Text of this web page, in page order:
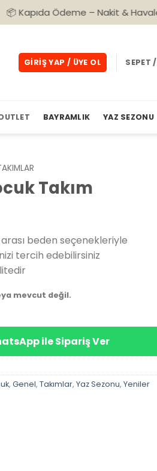
Ödeme – Nakit & Havale/EFT
GIRIŞ YAP / ÜYE OL SEPET /
BAYRAMLIK YAZ SEZONU
Takım
beden seçenekleriyle
tercih edebilirsiniz
mevcut değil.
ile Sipariş Ver
, Genel, Takımlar, Yaz Sezonu, Yeniler